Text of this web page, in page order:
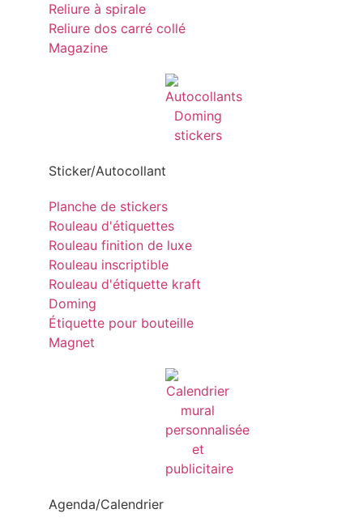
Reliure à spirale
Reliure dos carré collé
Magazine
Sticker/Autocollant
Planche de stickers
Rouleau d'étiquettes
Rouleau finition de luxe
Rouleau inscriptible
Rouleau d'étiquette kraft
Doming
Étiquette pour bouteille
Magnet
Agenda/Calendrier